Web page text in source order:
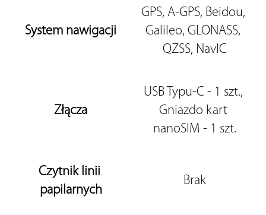
System nawigacji
GPS, A-GPS, Beidou,
Galileo, GLONASS,
QZSS, NavIC
Złącza
USB Typu-C - 1 szt.,
Gniazdo kart
nanoSIM - 1 szt.
Czytnik linii
papilarnych
Brak